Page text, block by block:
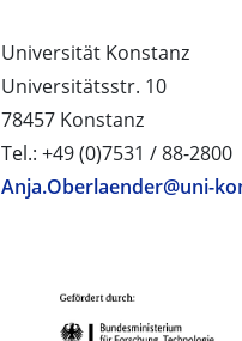
Universität Konstanz
Universitätsstr. 10
78457 Konstanz
Tel.: +49 (0)7531 / 88-2800
Anja.Oberlaender@uni-